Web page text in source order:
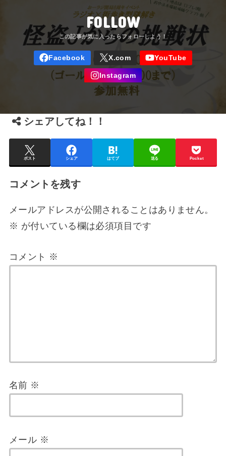
FOLLOW
シェアしてね！！
ポスト シェア はてブ 送る Pocket
コメントを残す
メールアドレスが公開されることはありません。
※ が付いている欄は必須項目です
コメント ※
名前 ※
メール ※